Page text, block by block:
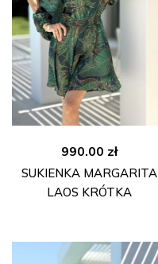
990.00 zł
SUKIENKA MARGARITA
LAOS KRÓTKA